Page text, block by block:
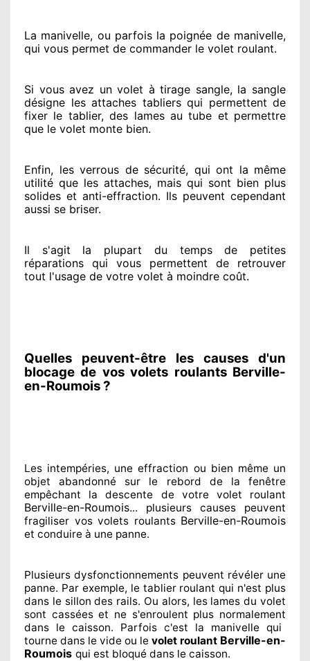
La manivelle, ou parfois la poignée de manivelle,
qui vous permet de commander le volet roulant.
Si vous avez un volet à tirage sangle, la sangle
désigne les attaches tabliers qui permettent de
fixer le tablier, des lames au tube et permettre
que le volet monte bien.
Enfin, les verrous de sécurité, qui ont la même
utilité que les attaches, mais qui sont bien plus
solides et anti-effraction. Ils peuvent cependant
aussi se briser.
Il s'agit la plupart du tempsde petites
réparations qui vous permettent de retrouver
tout l'usage de votre volet à moindre coût.
Quelles peuvent-être les causes d'un
blocage de vos volets roulants Berville-
en-Roumois ?
Les intempéries, une effraction ou bien même un
objet abandonné sur le rebord de la fenêtre
empêchant la descente de votre volet roulant
Berville-en-Roumois... plusieurs causes peuvent
fragiliser vos volets roulants Berville-en-Roumois
et conduire à une panne.
Plusieurs dysfonctionnements peuvent révélerune
panne. Par exemple, le tablier roulant qui n'est plus
dans le sillon des rails. Ou alors, les lames du volet
sont casséeset ne s'enroulent plus normalement
dans le caisson. Parfois c'est la manivelle qui
tourne dans le vide ou le volet roulant Berville-en-
Roumois qui est bloqué dans le caisson.